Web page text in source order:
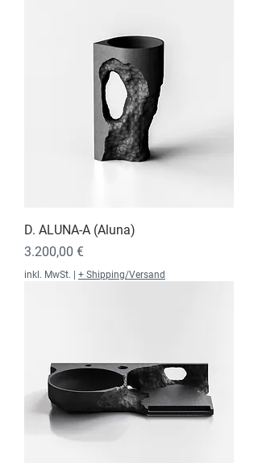
D. ALUNA-A (Aluna)
Preis
3.200,00 €
inkl. MwSt. | + Shipping/Versand